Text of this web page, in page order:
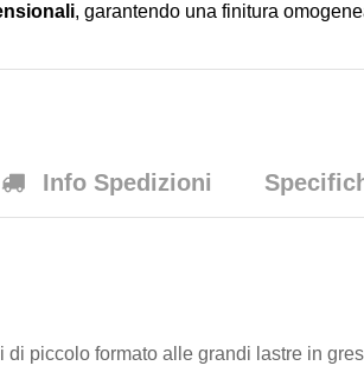
, garantendo una finitura
Info Spedizioni
piccolo formato alle grandi lastre in